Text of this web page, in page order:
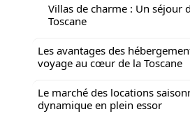
Villas de charme : Un séjour
Toscane
Les avantages des
voyage au cœur de la Toscane
Le marché des locations
dynamique en plein essor